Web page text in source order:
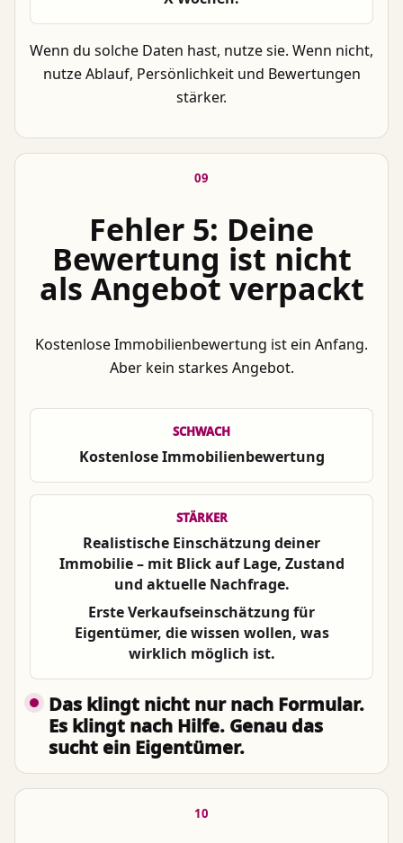
Wenn du solche Daten hast, nutze sie. Wenn nicht,
nutze Ablauf, Persönlichkeit und Bewertungen
stärker.
09
Fehler 5: Deine
Bewertung ist nicht
als Angebot verpackt
Kostenlose Immobilienbewertung ist ein Anfang.
Aber kein starkes Angebot.
SCHWACH
Kostenlose Immobilienbewertung
STÄRKER
Realistische Einschätzung deiner
Immobilie – mit Blick auf Lage, Zustand
und aktuelle Nachfrage.
Erste Verkaufseinschätzung für
Eigentümer, die wissen wollen, was
wirklich möglich ist.
Das klingt nicht nur nach Formular.
Es klingt nach Hilfe. Genau das
sucht ein Eigentümer.
10